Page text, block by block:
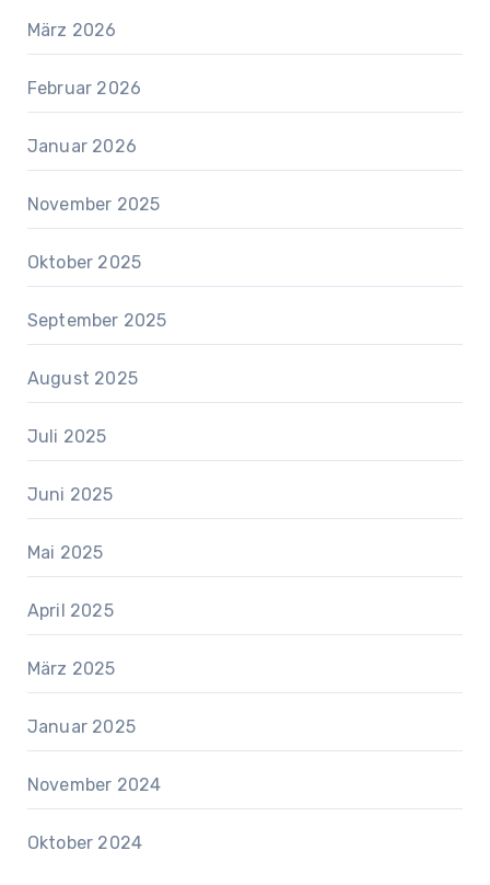
März 2026
Februar 2026
Januar 2026
November 2025
Oktober 2025
September 2025
August 2025
Juli 2025
Juni 2025
Mai 2025
April 2025
März 2025
Januar 2025
November 2024
Oktober 2024